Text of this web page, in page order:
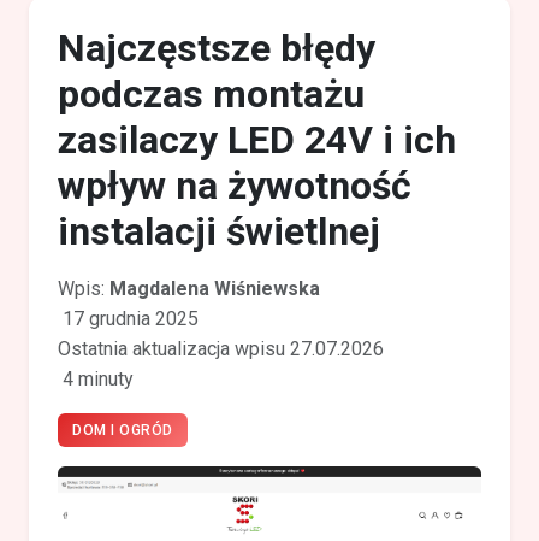
Najczęstsze błędy
podczas montażu
zasilaczy LED 24V i ich
wpływ na żywotność
instalacji świetlnej
Wpis: Magdalena Wiśniewska
17 grudnia 2025
Ostatnia aktualizacja wpisu 27.07.2026
4 minuty
DOM I OGRÓD